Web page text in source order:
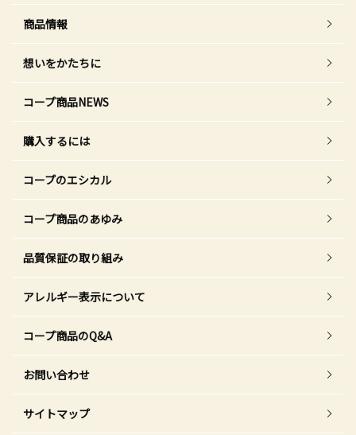
商品情報
想いをかたちに
コープ商品NEWS
購入するには
コープのエシカル
コープ商品のあゆみ
品質保証の取り組み
アレルギー表示について
コープ商品のQ&A
お問い合わせ
サイトマップ